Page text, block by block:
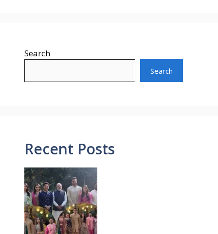
Search
Search
Recent Posts